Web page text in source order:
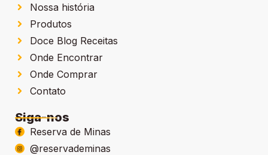
Nossa história
Produtos
Doce Blog Receitas
Onde Encontrar
Onde Comprar
Contato
Siga-nos
Reserva de Minas
@reservademinas